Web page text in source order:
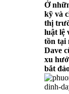
Ở
kỹ và
thị
luật lệ
tồn tại
Dave
xu
bắt